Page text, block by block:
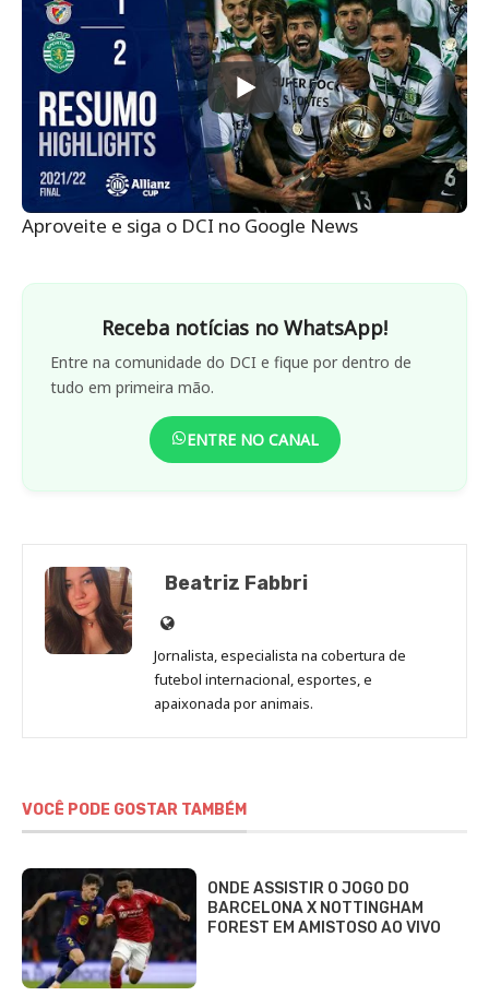
Aproveite e siga o DCI no Google News
Receba notícias no WhatsApp!
Entre na comunidade do DCI e fique por dentro de
tudo em primeira mão.
ENTRE NO CANAL
Beatriz Fabbri
Site
de
Beatriz
Fabbri
Jornalista, especialista na cobertura de
futebol internacional, esportes, e
apaixonada por animais.
VOCÊ PODE GOSTAR TAMBÉM
ONDE ASSISTIR O JOGO DO
BARCELONA X NOTTINGHAM
FOREST EM AMISTOSO AO VIVO